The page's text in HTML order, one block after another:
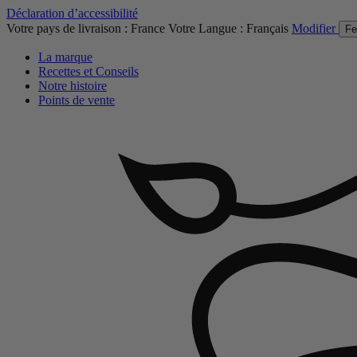
Déclaration d’accessibilité
Votre pays de livraison : France Votre Langue : Français Modifier
La marque
Recettes et Conseils
Notre histoire
Points de vente